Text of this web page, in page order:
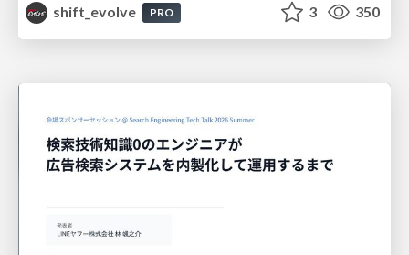
shift_evolve
PRO 3 350